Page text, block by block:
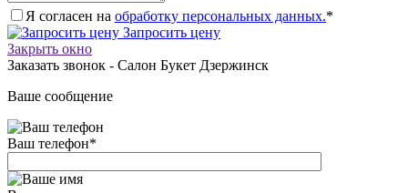
Я согласен на обработку персональных данных.*
Запросить цену
Закрыть окно
Заказать звонок - Салон Букет Дзержинск
Ваше сообщение
Ваш телефон*